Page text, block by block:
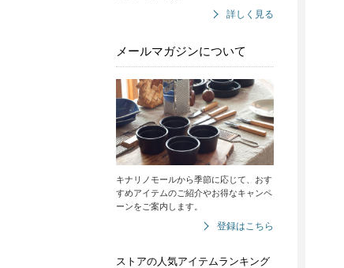
詳しく見る
メールマガジンについて
キナリノモールから季節に応じて、おす
すめアイテムのご紹介やお得なキャンペ
ーンをご案内します。
登録はこちら
ストアの人気アイテムランキング